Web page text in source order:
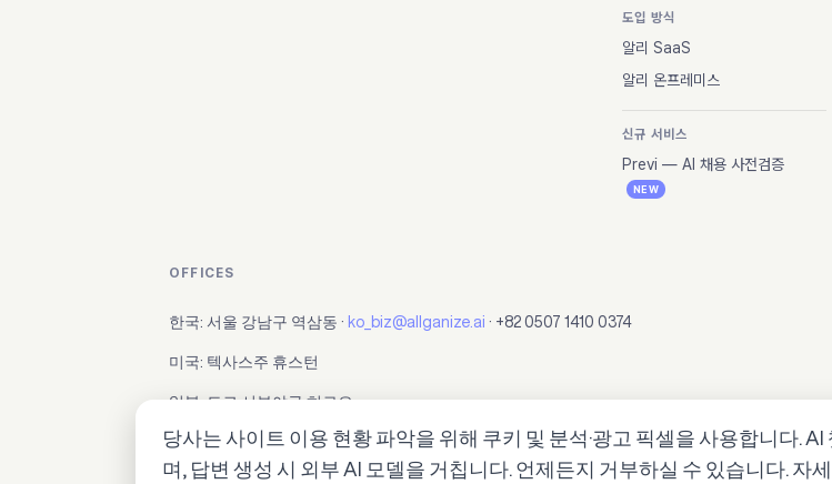
도입 방식
알리 SaaS
알리 온프레미스
신규 서비스
Previ — AI 채용 사전검증
NEW
OFFICES
한국: 서울 강남구 역삼동 · ko_biz@allganize.ai · +82 0507 1410 0374
미국: 텍사스주 휴스턴
일본: 도쿄 시부야구 히로오
© 2026 올거나이즈. All rights reserved. 이용약관 개인정보처리방침 저작권
당사는 사이트 이용 현황 파악을 위해 쿠키 및 분석·광고 픽셀을 사용합니다.
며, 답변 생성 시 외부 AI 모델을 거칩니다. 언제든지 거부하실 수 있습니다. 자